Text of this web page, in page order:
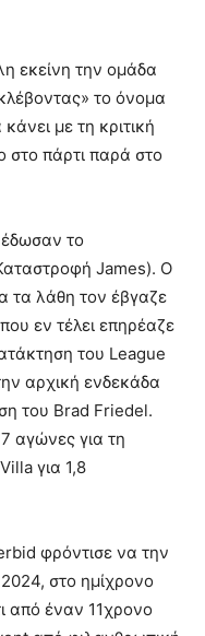
εκείνη την ομάδα
το όνομα
με τη κριτική
στο πάρτι παρά στο
το
James). Ο
τα λάθη τον έβγαζε
εν τέλει επηρέαζε
του League
αρχική ενδεκάδα
του Brad Friedel.
αγώνες για τη
για 1,8
φρόντισε να την
στο ημίχρονο
από έναν 11χρονο